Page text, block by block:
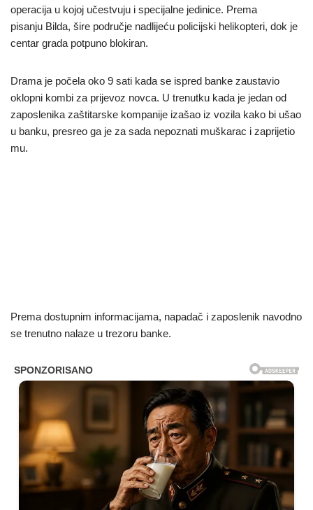
operacija u kojoj učestvuju i specijalne jedinice. Prema
pisanju Bilda, šire područje nadlijeću policijski helikopteri, dok je
centar grada potpuno blokiran.
Drama je počela oko 9 sati kada se ispred banke zaustavio
oklopni kombi za prijevoz novca. U trenutku kada je jedan od
zaposlenika zaštitarske kompanije izašao iz vozila kako bi ušao
u banku, presreo ga je za sada nepoznati muškarac i zaprijetio
mu.
Prema dostupnim informacijama, napadač i zaposlenik navodno
se trenutno nalaze u trezoru banke.